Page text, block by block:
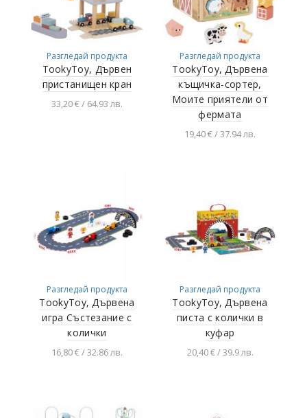
Разгледай продукта
TookyToy, Дървен
пристанищен кран
33,20 € / 64.93 лв.
Разгледай продукта
TookyToy, Дървена
къщичка-сортер,
Моите приятели от
фермата
19,40 € / 37.94 лв.
Разгледай продукта
TookyToy, Дървена
игра Състезание с
колички
16,80 € / 32.86 лв.
Разгледай продукта
TookyToy, Дървена
писта с колички в
куфар
20,40 € / 39.9 лв.